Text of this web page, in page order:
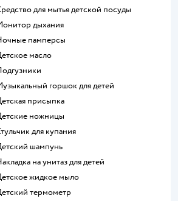
средство для мытья детской посуды
монитор дыхания
ночные памперсы
детское масло
подгузники
музыкальный горшок для детей
детская присыпка
детские ножницы
стульчик для купания
детский шампунь
накладка на унитаз для детей
детское жидкое мыло
детский термометр